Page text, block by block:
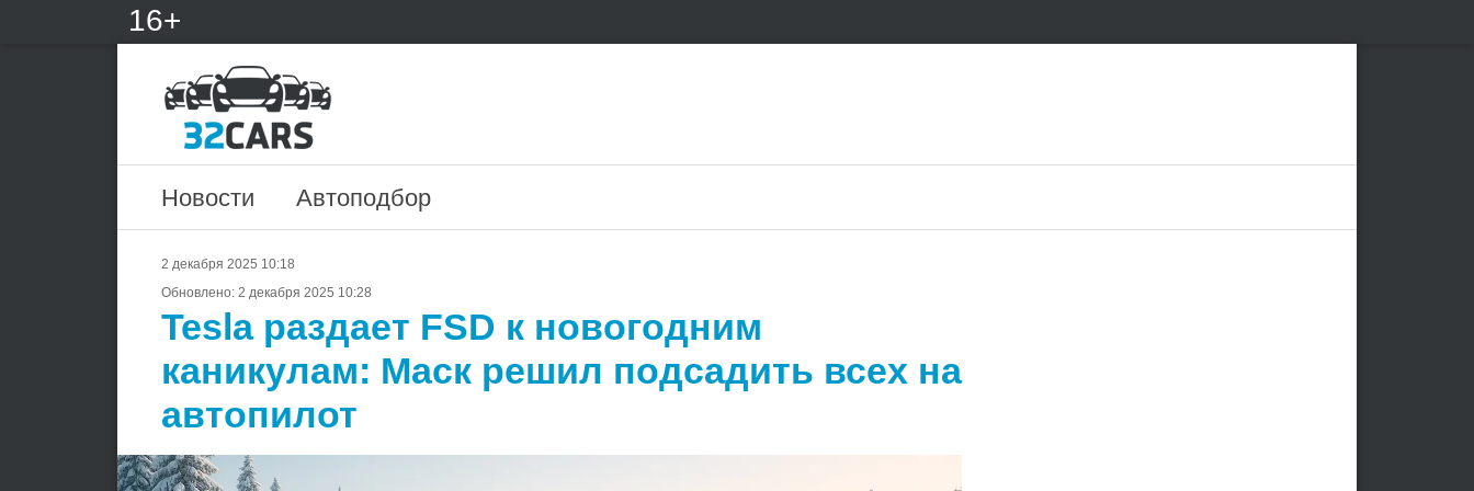
16+
Новости Автоподбор
2 декабря 2025 10:18
Обновлено: 2 декабря 2025 10:28
Tesla раздает FSD к новогодним
каникулам: Маск решил подсадить всех на
автопилот